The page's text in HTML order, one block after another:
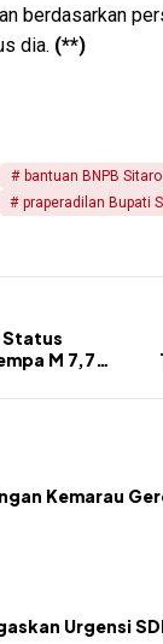
berdasarkan
dia. (**)
bantuan BNPB Sitaro
praperadilan Bupati
Status
M 7,7,
Kemarau
Urgensi